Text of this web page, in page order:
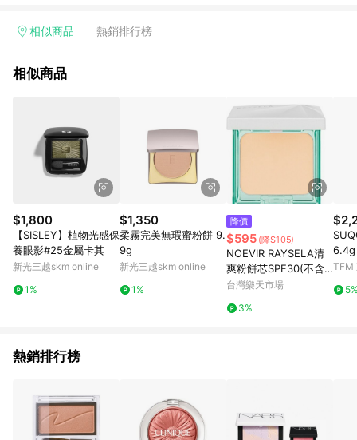
相似商品 熱銷排行榜
相似商品
$1,800
【SISLEY】植物光感保
養眼影#25金屬卡其
新光三越skm online
1%
$1,350
柔霧完美無瑕蜜粉餅 9.
9g
新光三越skm online
1%
降價
$595 (降$105)
NOEVIR RAYSELA清
爽粉餅芯SPF30(不含
粉盒)
台灣樂天市場
3%
6.4g
TFM
熱銷排行榜